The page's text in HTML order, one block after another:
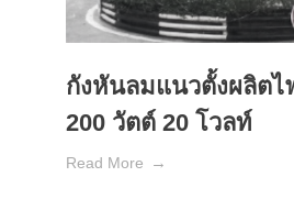
กังหันลมแนวตั้งผลิต
200 วัตต์ 20 โวลท์
Read More